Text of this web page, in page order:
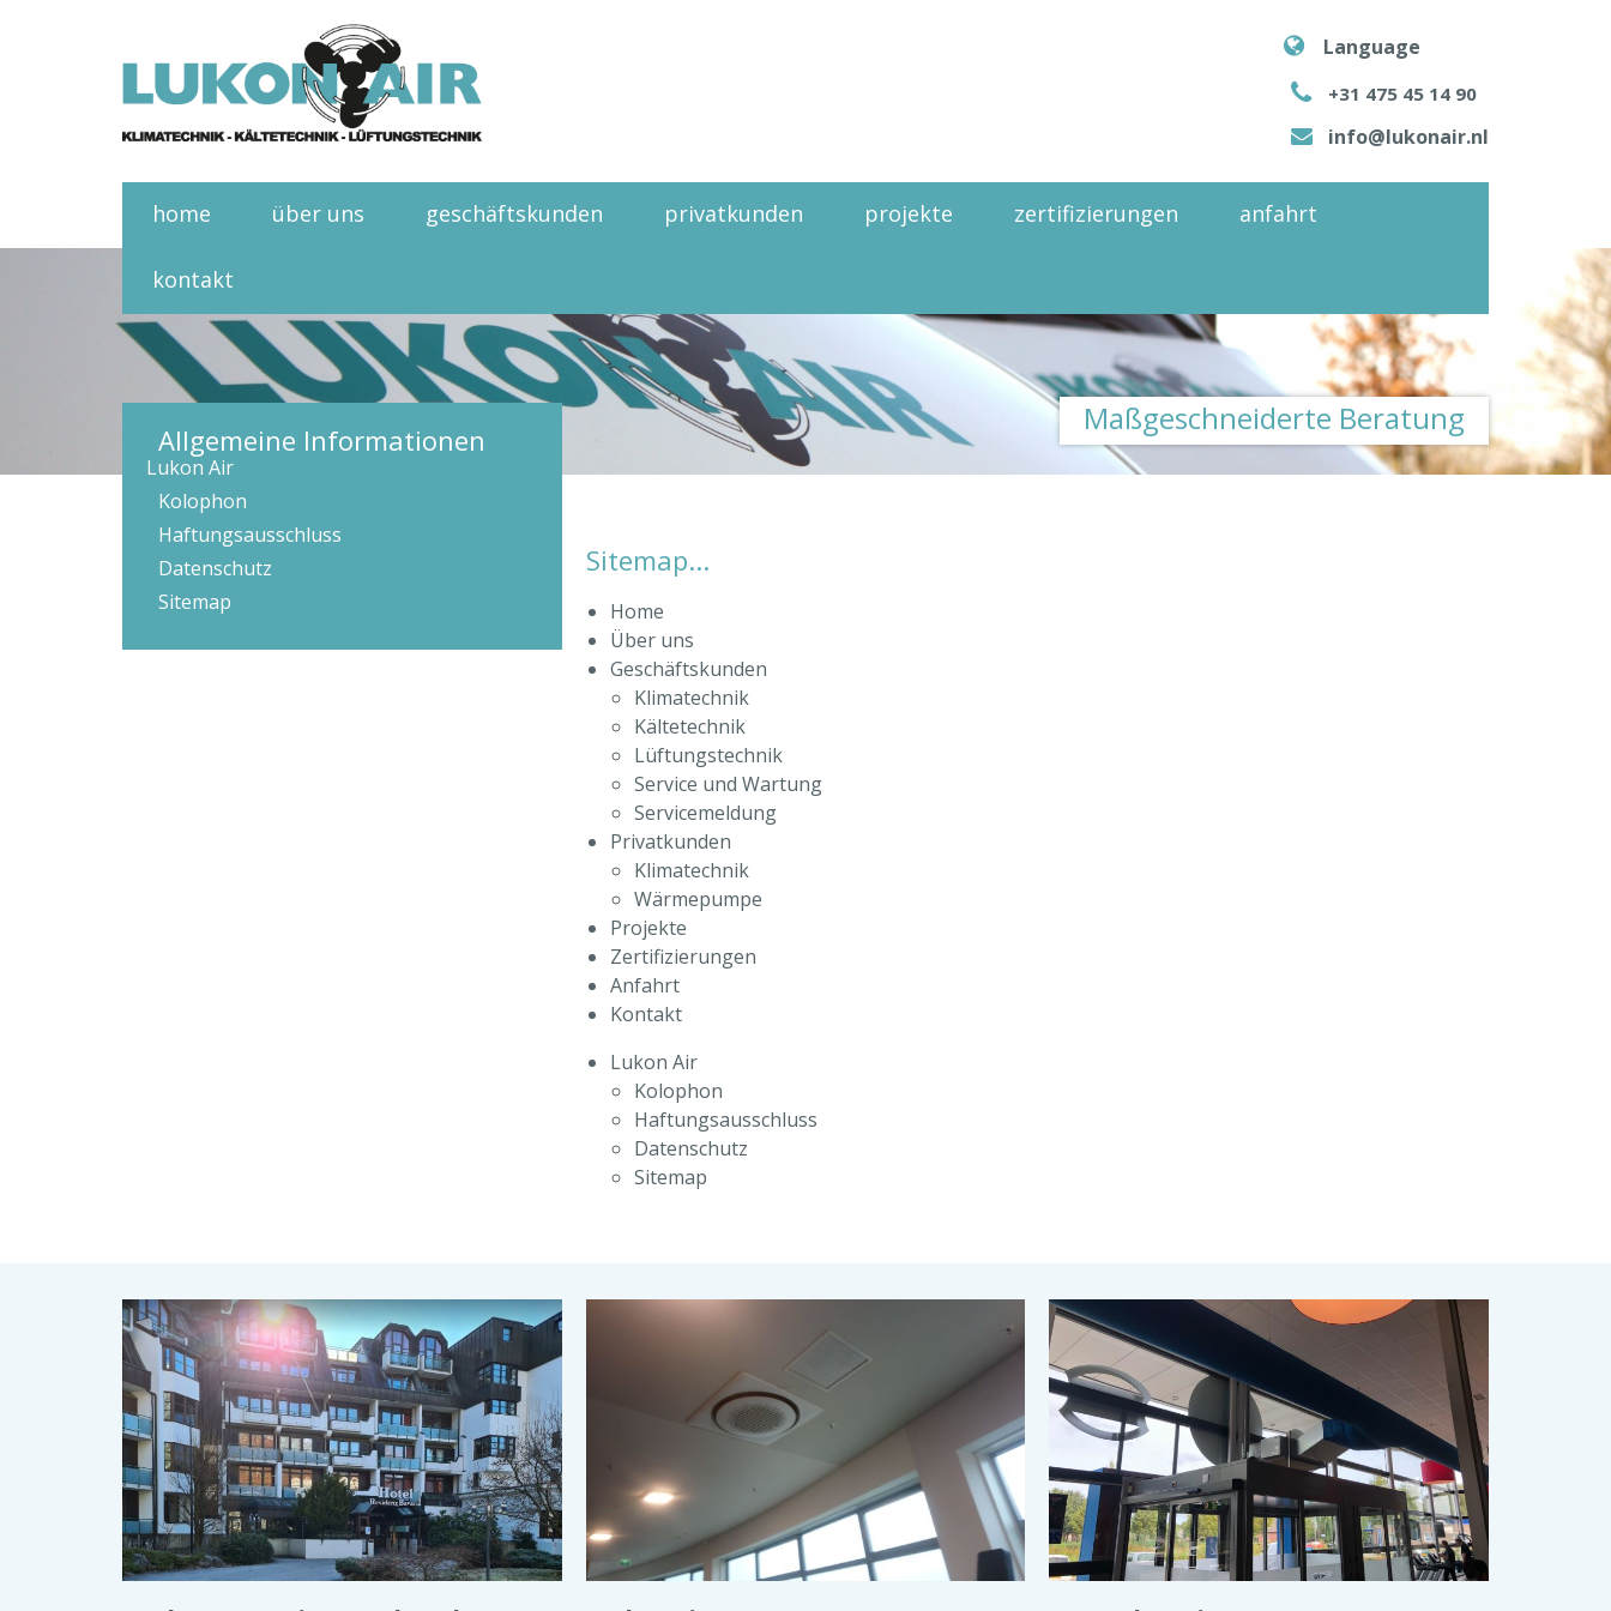
Language
+31 475 45 14 90
info@lukonair.nl
home über uns geschäftskunden privatkunden projekte zertifizierungen anfahrt
kontakt
Maßgeschneiderte Beratung
Sitemap...
Home
Über uns
Geschäftskunden
Klimatechnik
Kältetechnik
Lüftungstechnik
Service und Wartung
Servicemeldung
Privatkunden
Klimatechnik
Wärmepumpe
Projekte
Zertifizierungen
Anfahrt
Kontakt
Lukon Air
Kolophon
Haftungsausschluss
Datenschutz
Sitemap
Allgemeine Informationen
Lukon Air
Kolophon
Haftungsausschluss
Datenschutz
Sitemap